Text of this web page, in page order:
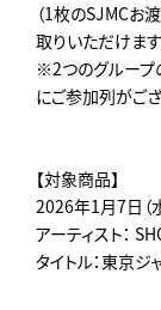
（1枚のSJMCお
取りいただけます
※2つのグループ
にご参加列がござ
【対象商品】
2026年1月7日（
アーティスト：
タイトル：東京ジ